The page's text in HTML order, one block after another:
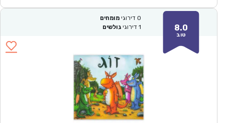
8.0
טוב
0 דירוגי מומחים
1 דירוגי גולשים